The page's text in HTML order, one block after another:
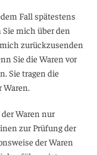
Fall spätestens
Sie mich über den
zurückzusenden
Sie die Waren vor
Sie tragen die
Waren nur
zur Prüfung der
der Waren